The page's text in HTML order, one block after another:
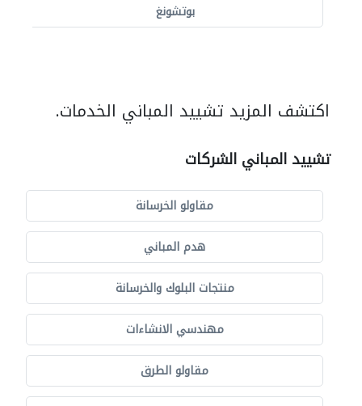
بوتشونغ
اكتشف المزيد تشييد المباني الخدمات.
تشييد المباني الشركات
مقاولو الخرسانة
هدم المباني
منتجات البلوك والخرسانة
مهندسي الانشاءات
مقاولو الطرق